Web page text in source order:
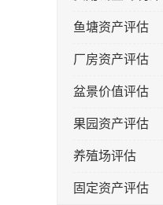
鱼塘资产评估
厂房资产评估
盆景价值评估
果园资产评估
养殖场评估
固定资产评估